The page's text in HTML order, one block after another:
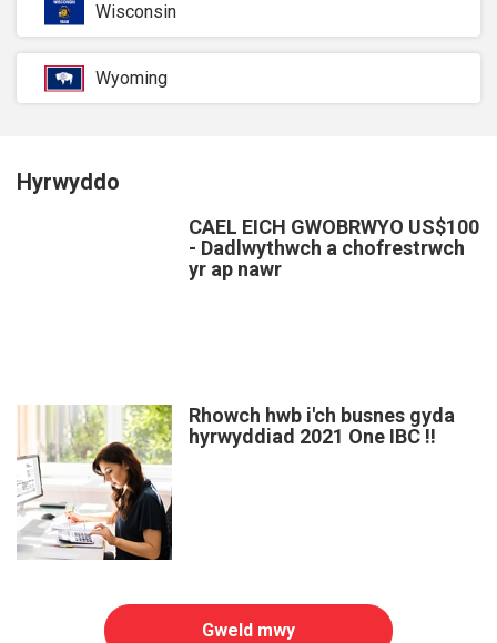
Wisconsin
Wyoming
Hyrwyddo
CAEL EICH GWOBRWYO US$100
- Dadlwythwch a chofrestrwch
yr ap nawr
Rhowch hwb i'ch busnes gyda
hyrwyddiad 2021 One IBC !!
Gweld mwy